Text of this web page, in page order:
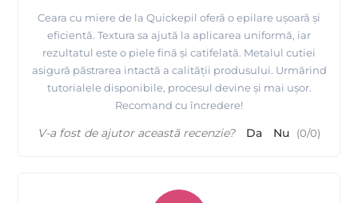
Ceara cu miere de la Quickepil oferă o epilare ușoară și
eficientă. Textura sa ajută la aplicarea uniformă, iar
rezultatul este o piele fină și catifelată. Metalul cutiei
asigură păstrarea intactă a calității produsului. Urmărind
tutorialele disponibile, procesul devine și mai ușor.
Recomand cu încredere!
V-a fost de ajutor această recenzie? Da Nu (0/0)